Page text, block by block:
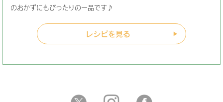
のおかずにもぴったりの一品です♪
レシピを見る